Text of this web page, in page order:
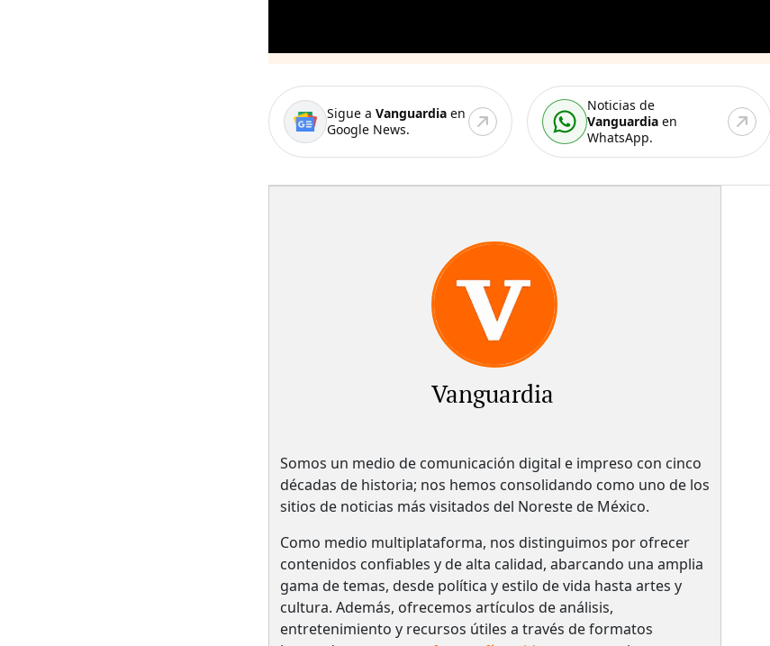
Sigue a Vanguardiaen
Google News.
Noticias de
Vanguardia en
WhatsApp.
Vanguardia
Somos un medio de comunicación digital e impreso con cinco
décadas de historia; nos hemos consolidando como uno de los
sitios de noticias más visitados del Noreste de México.
Como medio multiplataforma, nos distinguimos por ofrecer
contenidos confiables y de alta calidad, abarcando una amplia
gama de temas, desde política y estilo de vida hasta artes y
cultura. Además, ofrecemos artículos de análisis,
entretenimiento y recursos útiles a través de formatos